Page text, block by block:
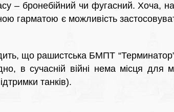
– бронебійний чи фугасний. Хоча,
гарматою є можливість
що рашистська БМПТ
в сучасній війні нема місця
танків).